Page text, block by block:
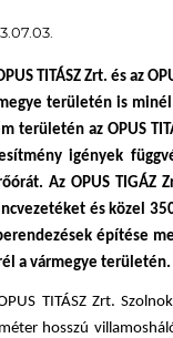
TITÁSZ Zrt. és az
területén is
területén az OPUS
igények
Az OPUS
és közel
építése
a vármegye területén.
TITÁSZ Zrt.
hosszú